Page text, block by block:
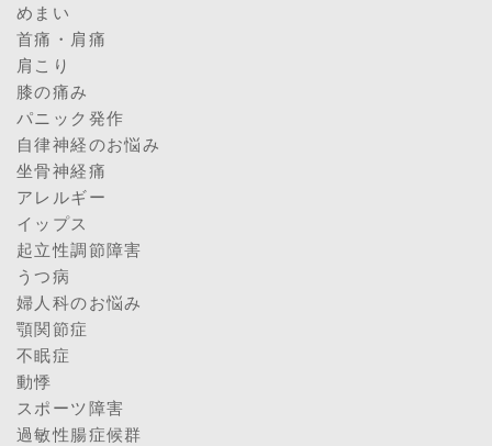
めまい
首痛・肩痛
肩こり
膝の痛み
パニック発作
自律神経のお悩み
坐骨神経痛
アレルギー
イップス
起立性調節障害
うつ病
婦人科のお悩み
顎関節症
不眠症
動悸
スポーツ障害
過敏性腸症候群